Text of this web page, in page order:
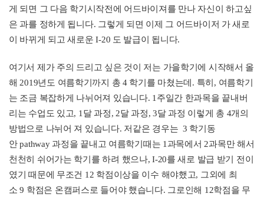
게 되면 그 다음 학기시작전에 어드바이져를 만나 자신이 하고싶
은 과를 정하게 됩니다. 그렇게 되면 이제 그 어드바이저 가 새로
이 바뀌게 되고 새로운 I-20 도 발급이 됩니다.
여기서 제가 주의 드리고 싶은 것이 저는 가을학기에 시작해서 올
해 2019년도 여름학기까지 총 4 학기를 마쳤는데 . 특히 , 여름학기
는 조금 복잡하게 나뉘어져 있습니다. 1 주일간 한과목을 끝내버
리는 수업도 있고, 1 달 과정, 2달 과정, 3달 과정 이렇게 총 4개의
방법으로 나뉘어 져 있습니다. 저같은 경우는 3 학기동
안pathway과정을 끝내고 여름학기때는 1과목에서 2과목만 해서
천천히 쉬어가는 학기를 하려 했으나, I-20를 새로 발급 받기 전이
였기 때문에 무조건 12 학점이상을 이수 해야했고, 그외에 최
소 9 학점은 온캠퍼스로 들어야 했습니다. 그로인해 12학점을 무